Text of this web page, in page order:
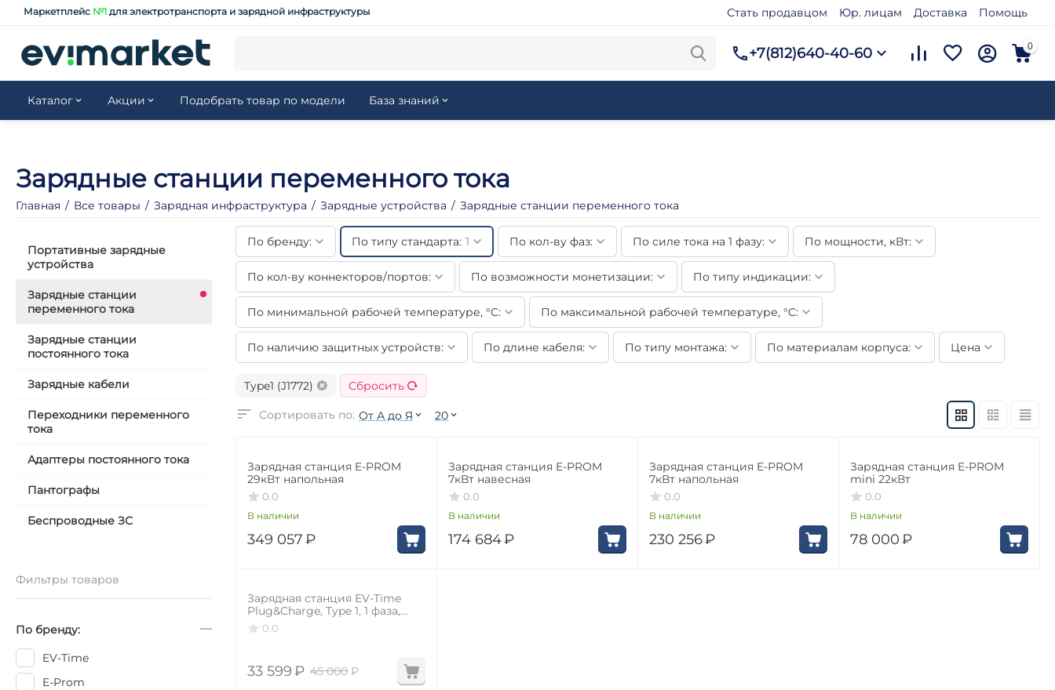
Маркетплейс №1 для электротранспорта и зарядной инфраструктуры Стать продавцом Юр. лицам Доставка Помощь
+7(812)640-40-60 0
Каталог Акции Подобрать товар по модели База знаний
Зарядные станции переменного тока
Главная / Все товары / Зарядная инфраструктура / Зарядные устройства / Зарядные станции переменного тока
По бренду: По типу стандарта: 1 По кол-ву фаз: По силе тока на 1 фазу: По мощности, кВт:
По кол-ву коннекторов/портов: По возможности монетизации: По типу индикации:
По минимальной рабочей температуре, °C: По максимальной рабочей температуре, °C:
По наличию защитных устройств: По длине кабеля: По типу монтажа: По материалам корпуса: Цена
Type1 (J1772) Сбросить
Сортировать по: От А до Я 20
Зарядная станция E-PROM
29кВт напольная
0.0
В наличии
349 057₽
Зарядная станция E-PROM
7кВт навесная
0.0
В наличии
174 684₽
Зарядная станция E-PROM
7кВт напольная
0.0
В наличии
230 256₽
Зарядная станция E-PROM
mini 22кВт
0.0
В наличии
78 000₽
Зарядная станция EV-Time
Plug&Charge, Type 1, 1 фаза,
32А, 7.4 кВт
0.0
45 000 ₽
33 599₽
Портативные зарядные
устройства
Зарядные станции
переменного тока
Зарядные станции
постоянного тока
Зарядные кабели
Переходники переменного
тока
​Адаптеры постоянного тока
Пантографы
Беспроводные ЗС
Фильтры товаров
По бренду:
EV-Time
E-Prom